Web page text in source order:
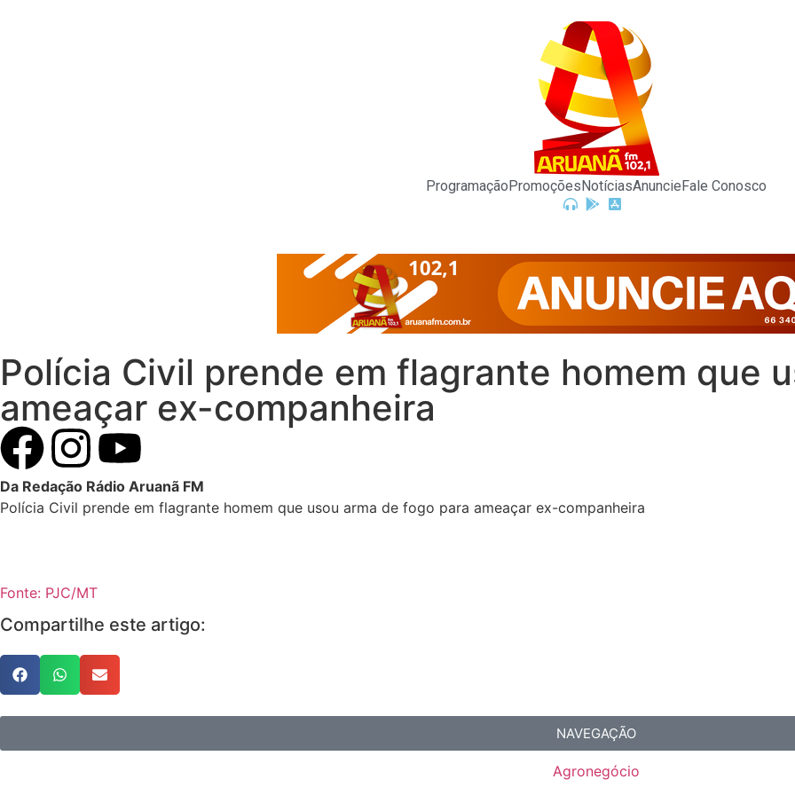
ProgramaçãoPromoçõesNotíciasAnuncieFale Conosco
Polícia Civil prende em flagrante homem que
ameaçar ex-companheira
Da Redação Rádio Aruanã FM
Polícia Civil prende em flagrante homem que usou arma de fogo para ameaçar ex-companheira
Fonte: PJC/MT
Compartilhe este artigo:
NAVEGAÇÃO
Agronegócio